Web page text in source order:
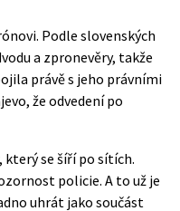
Podle slovenských
a zpronevěry, takže
právě s jeho právními
že odvedení po
se šíří po sítích.
policie. A to už je
uhrát jako součást